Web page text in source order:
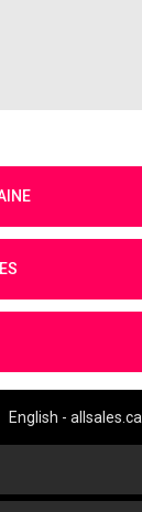
English - allsales.ca